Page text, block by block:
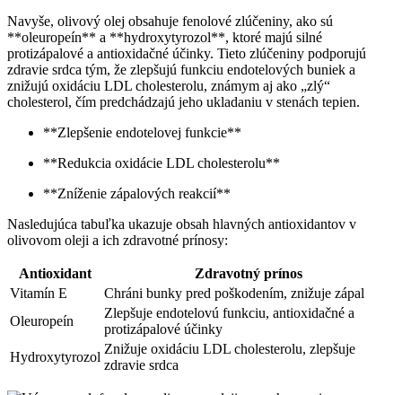
Navyše, olivový olej obsahuje fenolové zlúčeniny, ako sú
**oleuropeín** a **hydroxytyrozol**, ktoré majú silné
protizápalové a antioxidačné účinky. Tieto zlúčeniny podporujú
zdravie srdca tým, že zlepšujú funkciu endotelových buniek a
znižujú oxidáciu LDL cholesterolu, známym aj ako „zlý“
cholesterol, čím predchádzajú jeho ukladaniu v stenách tepien.
**Zlepšenie endotelovej funkcie**
**Redukcia oxidácie LDL cholesterolu**
**Zníženie zápalových reakcií**
Nasledujúca tabuľka ukazuje obsah hlavných antioxidantov v
olivovom oleji a ich zdravotné prínosy:
Antioxidant
Zdravotný prínos
Vitamín E
Chráni bunky pred poškodením, znižuje zápal
Oleuropeín
Zlepšuje endotelovú funkciu, antioxidačné a
protizápalové účinky
Hydroxytyrozol
Znižuje oxidáciu LDL cholesterolu, zlepšuje
zdravie srdca